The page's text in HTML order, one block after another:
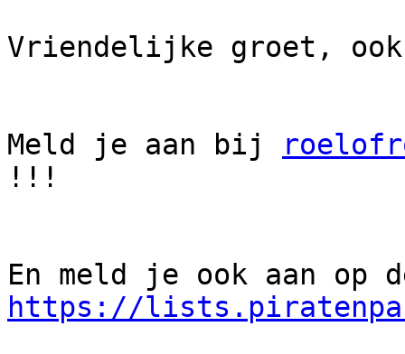
Vriendelijke groet, ook
Meld je aan bij
!!!
https://